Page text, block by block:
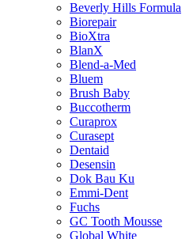
Beverly Hills Formula
Biorepair
BioXtra
BlanX
Blend-a-Med
Bluem
Brush Baby
Buccotherm
Curaprox
Curasept
Dentaid
Desensin
Dok Bau Ku
Emmi-Dent
Fuchs
GC Tooth Mousse
Global White